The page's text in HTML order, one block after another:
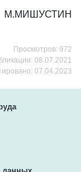
М.МИШУСТИН
Просмотров: 972
08.07.2021
07.04.2023